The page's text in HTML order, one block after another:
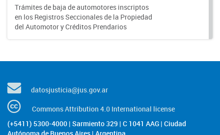
Trámites de baja de automotores inscriptos
en los Registros Seccionales de la Propiedad
del Automotor y Créditos Prendarios
datosjusticia@jus.gov.ar
Commons Attribution 4.0 International license
(+5411) 5300-4000 | Sarmiento 329 | C 1041 AAG | Ciudad